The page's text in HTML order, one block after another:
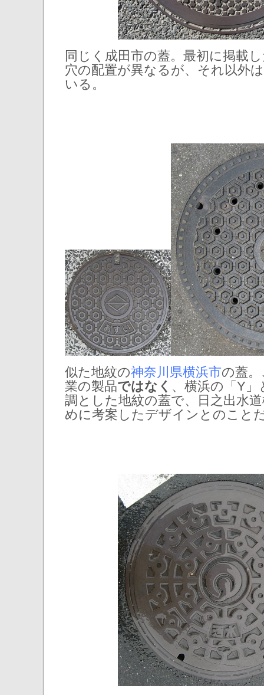
同じく成田市の蓋。最初に掲載
穴の配置が異なるが、それ以外
いる。
似た地紋の神奈川県横浜市の蓋
業の製品ではなく 、横浜の「Y
調とした地紋の蓋で、日之出水
めに考案したデザインとのこと